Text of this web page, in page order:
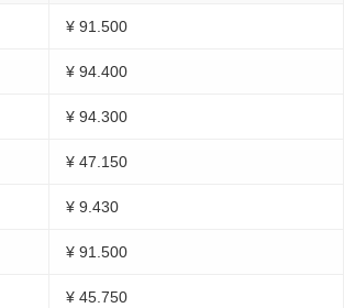
¥ 91.500
¥ 94.400
¥ 94.300
¥ 47.150
¥ 9.430
¥ 91.500
¥ 45.750